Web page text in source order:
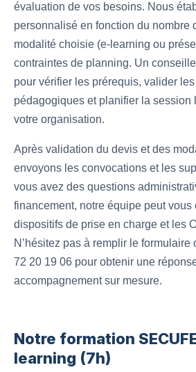
évaluation de vos besoins. Nous
personnalisé en fonction du nombre
modalité choisie (e‑learning ou
contraintes de planning. Un
pour vérifier les prérequis, valider
pédagogiques et planifier la session
votre organisation.
Après validation du devis et des
envoyons les convocations et les
vous avez des questions
financement, notre équipe peut vous
dispositifs de prise en charge et les
N’hésitez pas à remplir le formulaire
72 20 19 06 pour obtenir une
accompagnement sur mesure.
Notre formation
learning (7h)